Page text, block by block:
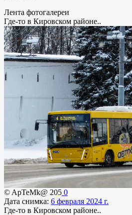
Лента фотогалереи
Где-то в Кировском районе..
© ApTeMk@ 205 0
Дата снимка: 6 февраля 2024 г.
Где-то в Кировском районе..